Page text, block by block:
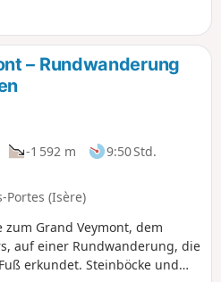
Teil des Rückwegs
und Alpendohlen werden
du Fouillet begrüßen. Diese
verboten, da sie im
des Vercors liegt.
– Rundwanderung
-1 592 m
9:50 Std.
Portes (Isère)
Grand Veymont, dem
auf einer Rundwanderung, die
erkundet. Steinböcke und